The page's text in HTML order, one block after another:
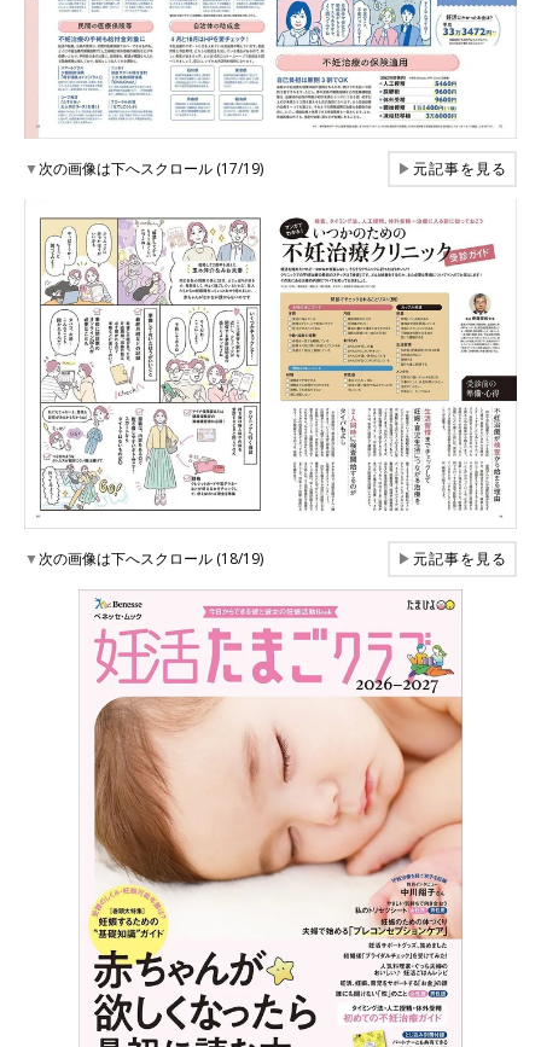
▼次の画像は下へスクロール (17/19) ▶元記事を見る
▼次の画像は下へスクロール (18/19) ▶元記事を見る